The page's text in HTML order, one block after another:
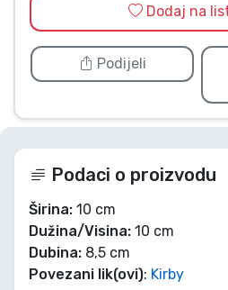
Dodaj na
Podijeli
Podaci o proizvodu
Širina: 10 cm
Dužina/Visina: 10 cm
Dubina: 8,5 cm
Povezani lik(ovi): Kirby